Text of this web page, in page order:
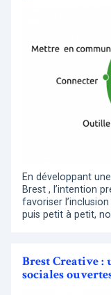
En développant
Brest , l’intention
favoriser
puis petit à petit,
Brest Creative :
sociales